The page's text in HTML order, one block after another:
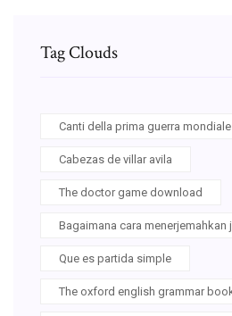
Tag Clouds
Canti della prima guerra mondiale
Cabezas de villar avila
The doctor game download
Bagaimana cara
Que es partida simple
The oxford english grammar